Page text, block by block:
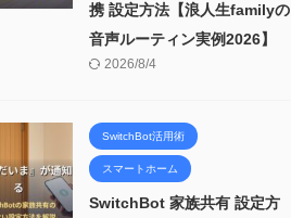
携 設定方法【浪人生familyの
音声ルーティン実例2026】
2026/8/4
SwitchBot活用術
スマートホーム
SwitchBot 家族共有 設定方